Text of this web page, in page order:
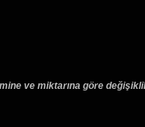
ve miktarına göre